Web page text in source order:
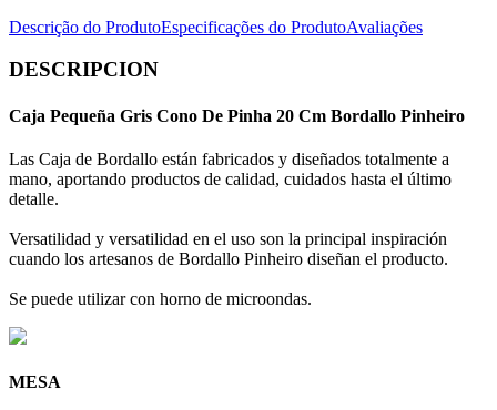
Descrição do ProdutoEspecificações do ProdutoAvaliações
DESCRIPCION
Caja Pequeña Gris Cono De Pinha 20 Cm Bordallo Pinheiro
Las Caja de Bordallo están fabricados y diseñados totalmente a
mano, aportando productos de calidad, cuidados hasta el último
detalle.
Versatilidad y versatilidad en el uso son la principal inspiración
cuando los artesanos de Bordallo Pinheiro diseñan el producto.
Se puede utilizar con horno de microondas.
MESA